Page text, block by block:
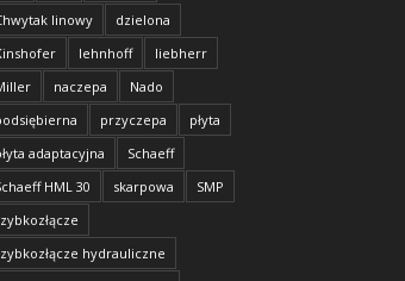
linowy
dzielona
lehnhoff
liebherr
naczepa
Nado
przyczepa
płyta
adaptacyjna
Schaeff
HML 30
skarpowa
SMP
hydrauliczne